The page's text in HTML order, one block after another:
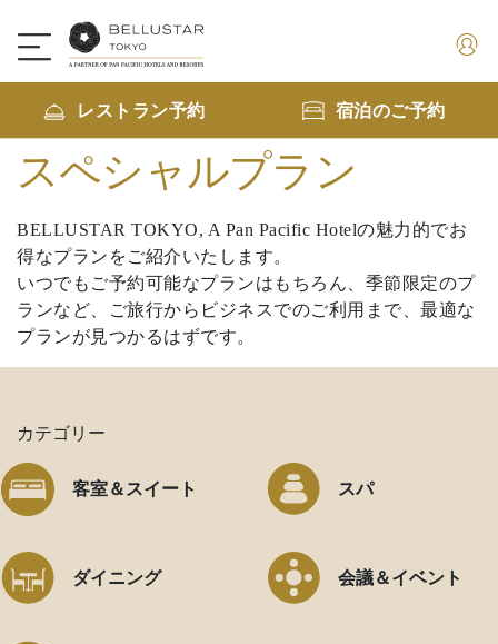
レストラン予約 宿泊のご予約
スペシャルプラン
BELLUSTAR TOKYO, A Pan Pacific Hotelの魅力的でお
得なプランをご紹介いたします。
いつでもご予約可能なプランはもちろん、季節限定のプ
ランなど、ご旅行からビジネスでのご利用まで、最適な
プランが見つかるはずです。
カテゴリー
客室＆スイート スパ
ダイニング 会議＆イベント